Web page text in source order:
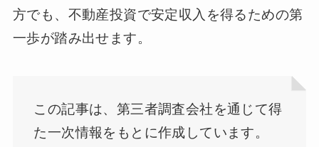
方でも、不動産投資で安定収入を得るための第
一歩が踏み出せます。
この記事は、第三者調査会社を通じて得
た一次情報をもとに作成しています。